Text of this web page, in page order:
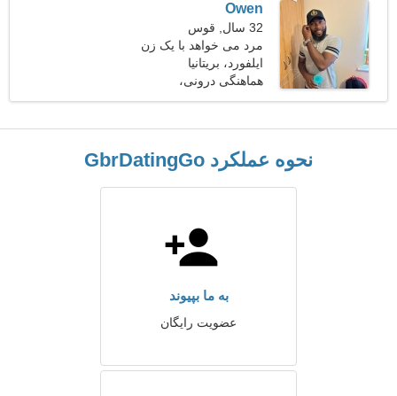
Owen
32 سال, قوس
مرد می خواهد با یک زن
ملاقات کند 26-29
ایلفورد، بریتانیا
هماهنگی درونی،
موتوراسپرت
نحوه عملکرد GbrDatingGo
به ما بپیوند
عضویت رایگان